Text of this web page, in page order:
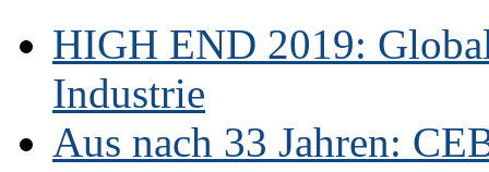
HIGH END 2019:
Industrie
Aus nach 33 Jahren: